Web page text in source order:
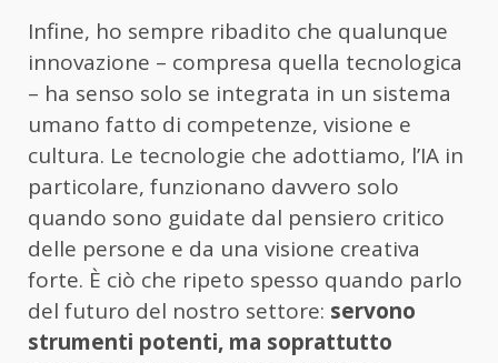
Infine, ho sempre ribadito che qualunque
innovazione – compresa quella tecnologica
– ha senso solo se integrata in un sistema
umano fatto di competenze, visione e
cultura. Le tecnologie che adottiamo, l’IA in
particolare, funzionano davvero solo
quando sono guidate dal pensiero critico
delle persone e da una visione creativa
forte. È ciò che ripeto spesso quando parlo
del futuro del nostro settore: servono
strumenti potenti, ma soprattutto